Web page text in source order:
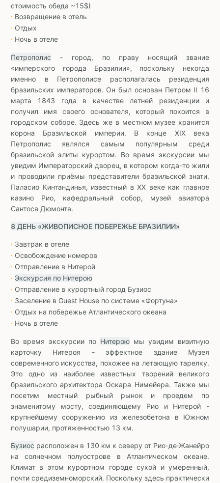
стоимость обеда ~15$)
∙ Возвращение в отель
∙ Отдых
∙ Ночь в отеле
Петрополис - город, по праву носящий звание
«имперского города Бразилии», поскольку некогда
именно в Петрополисе располагалась резиденция
бразильских императоров. Он был основан Петром II 16
марта 1843 года в качестве летней резиденции и
получил имя своего основателя, который покоится в
городском соборе. Здесь же в местном музее хранится
корона Бразильской империи. В конце XIX века
Петрополис являлся самым популярным среди
бразильской элиты курортом. Во время экскурсии мы
увидим Императорский дворец, в котором когда-то жили
и проводили приёмы представители бразильской знати,
Паласио Кинтандинья, известный в XX веке как главное
казино Рио, кафедральный собор, музей авиатора
Сантоса Дюмонта.
8 ДЕНЬ «ЖИВОПИСНОЕ ПОБЕРЕЖЬЕ БРАЗИЛИИ»
∙ Завтрак в отеле
∙ Освобождение номеров
∙ Отправление в Нитерой
∙ Экскурсия по Нитерою
∙ Отправление в курортный город Бузиос
∙ Заселение в Guest House по системе «Фортуна»
∙ Отдых на побережье Атлантического океана
∙ Ночь в отеле
Во время экскурсии по Нитерою мы увидим визитную
карточку Нитероя - эффектное здание Музея
современного искусства, похожее на летающую тарелку.
Это одно из наиболее известных творений великого
бразильского архитектора Оскара Нимейера. Также мы
посетим местный рыбный рынок и проедем по
знаменитому мосту, соединяющему Рио и Нитерой -
крупнейшему сооружению из железобетона в Южном
полушарии, протяженностью 13 км.
Бузиос расположен в 130 км к северу от Рио-де-Жанейро
на солнечном полуострове в Атлантическом океане.
Климат в этом курортном городе сухой и умеренный,
почти средиземноморский. Поскольку здесь практически